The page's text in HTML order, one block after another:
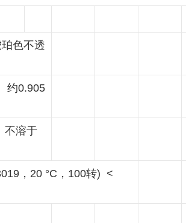
不透
约0.905
溶于
，20 °C，100转) <